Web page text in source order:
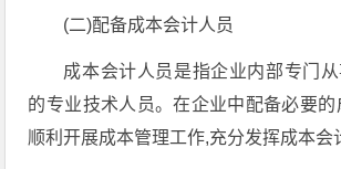
(二)配备成本会计人员
成本会计人员是指企业内部专门
的专业技术人员。在企业中配备必要的
顺利开展成本管理工作,充分发挥成本会